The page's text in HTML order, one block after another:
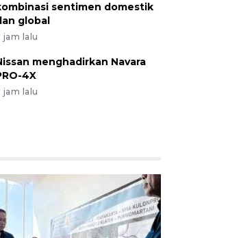
sentimen domestik
global
jam lalu
menghadirkan Navara
4X
jam lalu